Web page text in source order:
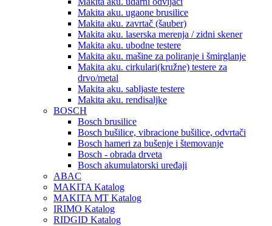
Makita aku. ugaone brusilice
Makita aku. zavrtač (šauber)
Makita aku. laserska merenja / zidni skener
Makita aku. ubodne testere
Makita aku. mašine za poliranje i šmirglanje
Makita aku. cirkulari(kružne) testere za
drvo/metal
Makita aku. sabljaste testere
Makita aku. rendisaljke
BOSCH
Bosch brusilice
Bosch bušilice, vibracione bušilice, odvrtači
Bosch hameri za bušenje i štemovanje
Bosch - obrada drveta
Bosch akumulatorski uređaji
ABAC
MAKITA Katalog
MAKITA MT Katalog
IRIMO Katalog
RIDGID Katalog